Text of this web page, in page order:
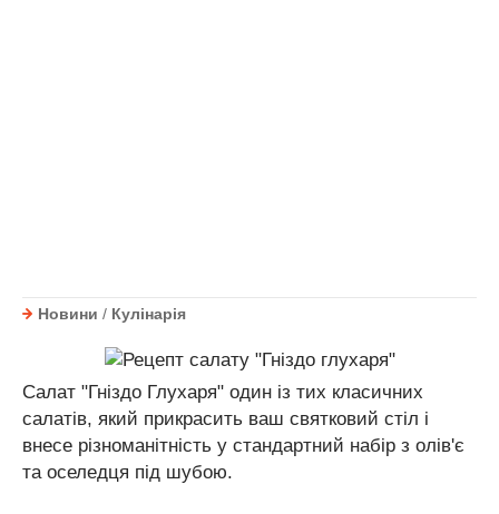
Новини / Кулінарія
Салат "Гніздо Глухаря" один із тих класичних
салатів, який прикрасить ваш святковий стіл і
внесе різноманітність у стандартний набір з олів'є
та оселедця під шубою.